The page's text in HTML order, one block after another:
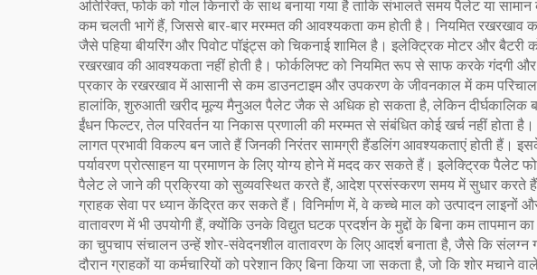
अतिरिक्त, फोर्क को गोल किनारों के साथ बनाया गया है ताकि संभालते समय पैलेट या
कम चलती भागें हैं, जिससे बार-बार मरम्मत की आवश्यकता कम होती है। नियमित रखरखाव
जैसे पहिया बीयरिंग और पिवोट पॉइंट्स को चिकनाई शामिल है। इलेक्ट्रिक मोटर और
रखरखाव की आवश्यकता नहीं होती है। फोर्कलिफ्ट को नियमित रूप से साफ करके
प्रकार के रखरखाव में आसानी से कम डाउनटाइम और उपकरण के जीवनकाल में कम परिचालन
हालांकि, शुरुआती खरीद मूल्य मैनुअल पैलेट जैक से अधिक हो सकता है, लेकिन दीर्घकालिक
ईंधन फिल्टर, तेल परिवर्तन या निकास प्रणाली की मरम्मत से संबंधित कोई खर्च नहीं
लागत प्रभावी विकल्प बन जाते हैं जिनकी निरंतर सामग्री हैंडलिंग आवश्यकताएं होती हैं।
पर्यावरण प्रोत्साहन या प्रमाणन के लिए योग्य होने में मदद कर सकते हैं। इलेक्ट्रिक पैलेट
पैलेट ले जाने की प्रक्रिया को सुव्यवस्थित करते हैं, आदेश प्रसंस्करण समय में सुधार करते
ग्राहक सेवा पर ध्यान केंद्रित कर सकते हैं। विनिर्माण में, वे कच्चे माल को उत्पादन लाइनों
वातावरण में भी उपयोगी हैं, क्योंकि उनके विद्युत घटक प्रदर्शन के मुद्दों के बिना कम
का चुपचाप संचालन उन्हें शोर-संवेदनशील वातावरण के लिए आदर्श बनाता है, जैसे कि संलग्न
दौरान ग्राहकों या कर्मचारियों को परेशान किए बिना किया जा सकता है, जो कि शोर